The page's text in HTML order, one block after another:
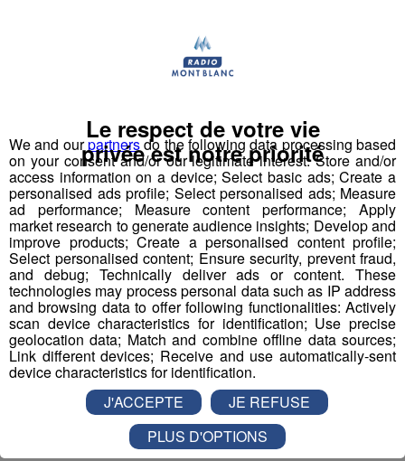
Il existe aujourd'hui dans cinq communautés de
communes de Haute-Savoie.
Damien Gaucherand est le directeur d'Innovales, qui a
mp3
L'un des premiers chantiers entrepris dans le
département se situe à Arbusigny. Il s'agit d'une maison
datant du XIXe siècle : sept artisans ont été formés pour
entreprendre ces travaux particuliers.
mp3
Partager sur Facebook
We and ourpartnersdo the following data processing based
on your consent and/or our legitimate interest: Store and/or
access information on a device; Select basic ads; Create a
personalised ads profile; Select personalised ads; Measure
ad performance; Measure content performance; Apply
market research to generate audience insights; Develop and
improve products; Create a personalised content profile;
Select personalised content; Ensure security, prevent fraud,
and debug; Technically deliver ads or content. These
technologies may process personal data such as IP address
and browsing data to offer following functionalities: Actively
scan device characteristics for identification; Use precise
geolocation data; Match and combine offline data sources;
Link different devices; Receive and use automatically-sent
device characteristics for identification.
Le respect de votre vie
privée est notre priorité
J'ACCEPTE
JE REFUSE
PLUS D'OPTIONS